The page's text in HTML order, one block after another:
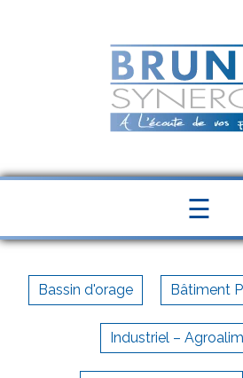
☰
Bassin d'orage Bâtiment
Industriel –